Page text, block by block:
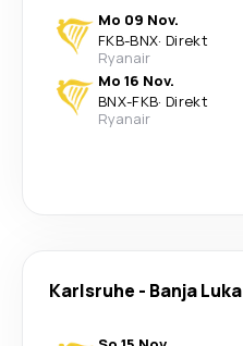
Mo 09 Nov.
FKB-BNX· Direkt
Ryanair
Mo 16 Nov.
BNX-FKB· Direkt
Ryanair
Karlsruhe - Banja Luka